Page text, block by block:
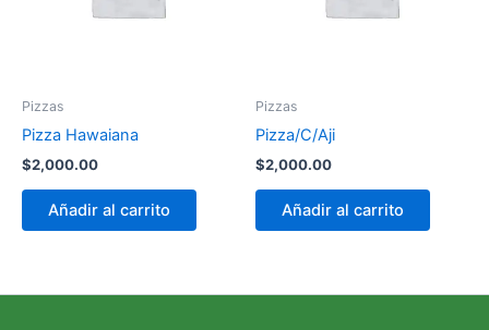
Pizzas
Pizza Hawaiana
$2,000.00
Añadir al carrito
Pizzas
Pizza/C/Aji
$2,000.00
Añadir al carrito